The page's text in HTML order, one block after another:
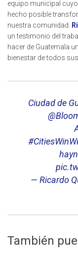
equipo municipal
hecho posible
nuestra comunidad.
un testimonio del
hacer de Guatemala
bienestar de todos
Ciudad de
— Ricardo
También